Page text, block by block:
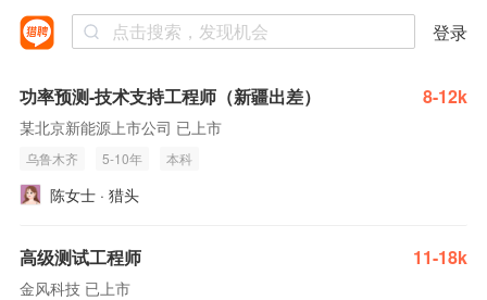
登录
功率预测-技术支持工程师（新疆出差） 8-12k
某北京新能源上市公司 已上市
乌鲁木齐 5-10年 本科
陈女士 · 猎头
高级测试工程师 11-18k
金风科技 已上市